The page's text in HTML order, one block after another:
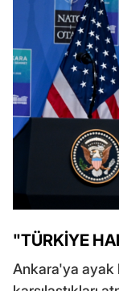
"TÜRKİYE
Ankara'ya ayak